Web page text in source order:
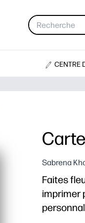
CENTRE
Sabrena
Faites
imprimer